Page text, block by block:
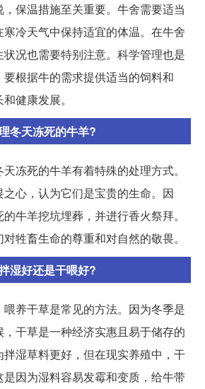
保温措施至关重要。牛舍需要适当
冷天气中保持适宜的体温。在牛舍
况也需要特别注意。科学管理也是
根据牛的需求提供适当的饲料和
健康发展。
冬天冻死的牛羊?
冻死的牛羊有着特殊的处理方式。
心，认为它们是宝贵的生命。因
牛羊挖坑埋葬，并进行香火祭拜。
牲畜生命的尊重和对自然的敬畏。
湿好还是干喂好?
养干草是常见的方法。因为冬季是
干草是一种经济实惠且易于储存的
湿草料更好，但在现实养殖中，干
因为湿料容易发霉和变质，给牛带